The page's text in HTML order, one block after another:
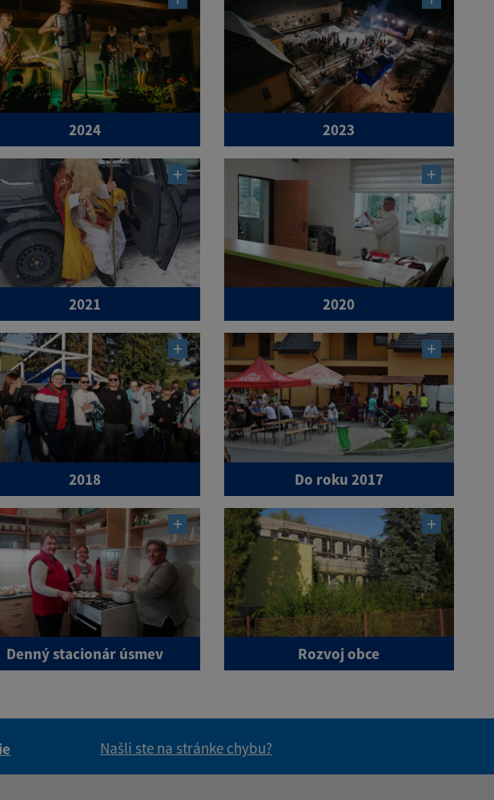
2024 2023
2021 2020
2018 Do roku 2017
Denný stacionár úsmev Rozvoj obce
Našli ste na stránke chybu?